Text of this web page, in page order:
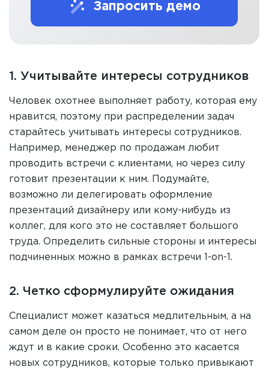
Запросить демо
1. Учитывайте интересы сотрудников
Человек охотнее выполняет работу, которая ему
нравится, поэтому при распределении задач
старайтесь учитывать интересы сотрудников.
Например, менеджер по продажам любит
проводить встречи с клиентами, но через силу
готовит презентации к ним. Подумайте,
возможно ли делегировать оформление
презентаций дизайнеру или кому-нибудь из
коллег, для кого это не составляет большого
труда. Определить сильные стороны и интересы
подчиненных можно в рамках встречи 1-on-1.
2. Четко сформулируйте ожидания
Специалист может казаться медлительным, а на
самом деле он просто не понимает, что от него
ждут и в какие сроки. Особенно это касается
новых сотрудников, которые только привыкают